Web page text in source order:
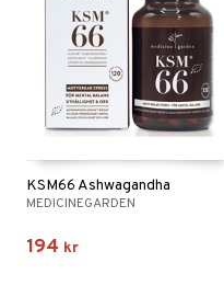
KSM66 Ashwagandha
MEDICINEGARDEN
194 kr